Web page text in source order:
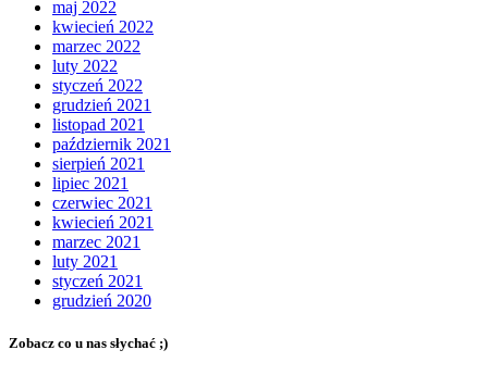
maj 2022
kwiecień 2022
marzec 2022
luty 2022
styczeń 2022
grudzień 2021
listopad 2021
październik 2021
sierpień 2021
lipiec 2021
czerwiec 2021
kwiecień 2021
marzec 2021
luty 2021
styczeń 2021
grudzień 2020
Zobacz co u nas słychać ;)